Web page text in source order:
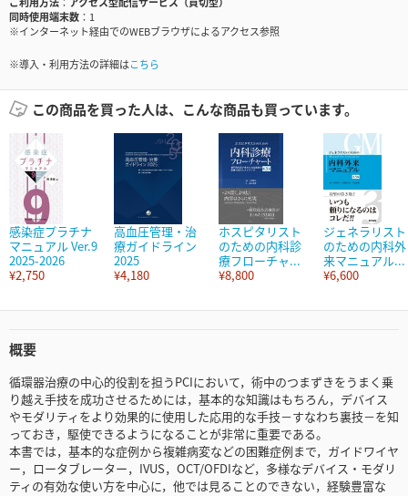
同時使用端末数
1
※インターネット経由でのWEBブラウザによるアクセス参照
※導入・利用方法の詳細はこちら
この商品を買った人は、こんな商品も買っています。
感染症プラチナ
マニュアル Ver.9
2025-2026
¥2,750
高血圧管理・治
療ガイドライン
2025
¥4,180
ホスピタリスト
のための内科診
療フローチャ...
¥8,800
ジェネラリスト
のための内科外
来マニュアル...
¥6,600
概要
循環器治療の中心的役割を担うPCIにおいて，術中のつまずきをうまく乗
り越え手技を成功させるためには，基本的な知識はもちろん，デバイス
やモダリティをより効果的に使用した応用的な手技－すなわち裏技－を知
っておき，駆使できるようになることが非常に重要である。
本書では，基本的な症例から複雑病変などの困難症例まで，ガイドワイヤ
ー，ロータブレーター，IVUS，OCT/OFDIなど，多様なデバイス・モダリ
ティの有効な使い方を中心に，他では見ることのできない，経験豊富な